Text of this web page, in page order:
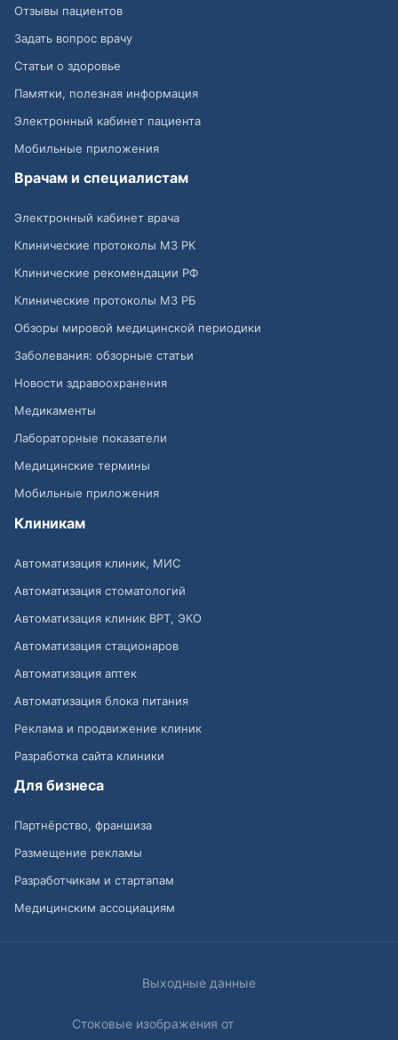
Отзывы пациентов
Задать вопрос врачу
Статьи о здоровье
Памятки, полезная информация
Электронный кабинет пациента
Мобильные приложения
Врачам и специалистам
Электронный кабинет врача
Клинические протоколы МЗ РК
Клинические рекомендации РФ
Клинические протоколы МЗ РБ
Обзоры мировой медицинской периодики
Заболевания: обзорные статьи
Новости здравоохранения
Медикаменты
Лабораторные показатели
Медицинские термины
Мобильные приложения
Клиникам
Автоматизация клиник, МИС
Автоматизация стоматологий
Автоматизация клиник ВРТ, ЭКО
Автоматизация стационаров
Автоматизация аптек
Автоматизация блока питания
Реклама и продвижение клиник
Разработка сайта клиники
Для бизнеса
Партнёрство, франшиза
Размещение рекламы
Разработчикам и стартапам
Медицинским ассоциациям
Выходные данные
Стоковые изображения от